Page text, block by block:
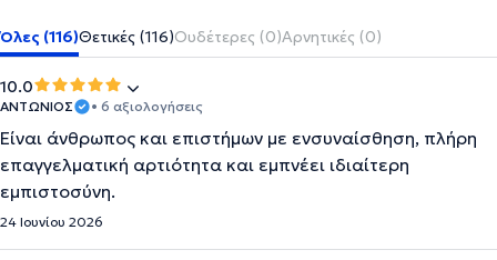
Όλες (116)Θετικές (116)Ουδέτερες (0)Αρνητικές (0)
10.0
ΑΝΤΩΝΙΟΣ • 6 αξιολογήσεις
Είναι άνθρωπος και επιστήμων με ενσυναίσθηση, πλήρη
επαγγελματική αρτιότητα και εμπνέει ιδιαίτερη
εμπιστοσύνη.
24 Ιουνίου 2026